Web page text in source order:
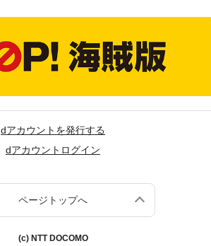
dアカウントを発行する
dアカウントログイン
ページトップへ
(c) NTT DOCOMO